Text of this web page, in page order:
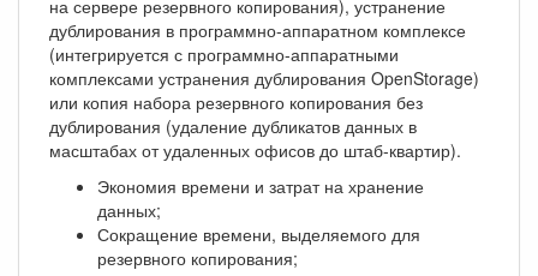
на сервере резервного копирования), устранение
дублирования в программно-аппаратном комплексе
(интегрируется с программно-аппаратными
комплексами устранения дублирования OpenStorage)
или копия набора резервного копирования без
дублирования (удаление дубликатов данных в
масштабах от удаленных офисов до штаб-квартир).
Экономия времени и затрат на хранение
данных;
Сокращение времени, выделяемого для
резервного копирования;